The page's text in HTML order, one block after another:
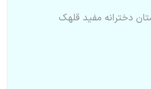
دخترانه مفید قلهک